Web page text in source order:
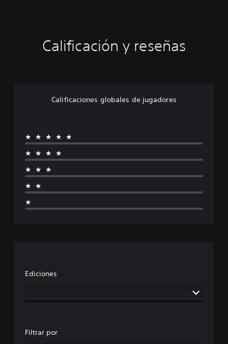
Calificación y reseñas
Calificaciones globales de jugadores
★★★★★
★★★★
★★★
★★
★
Ediciones
Filtrar por